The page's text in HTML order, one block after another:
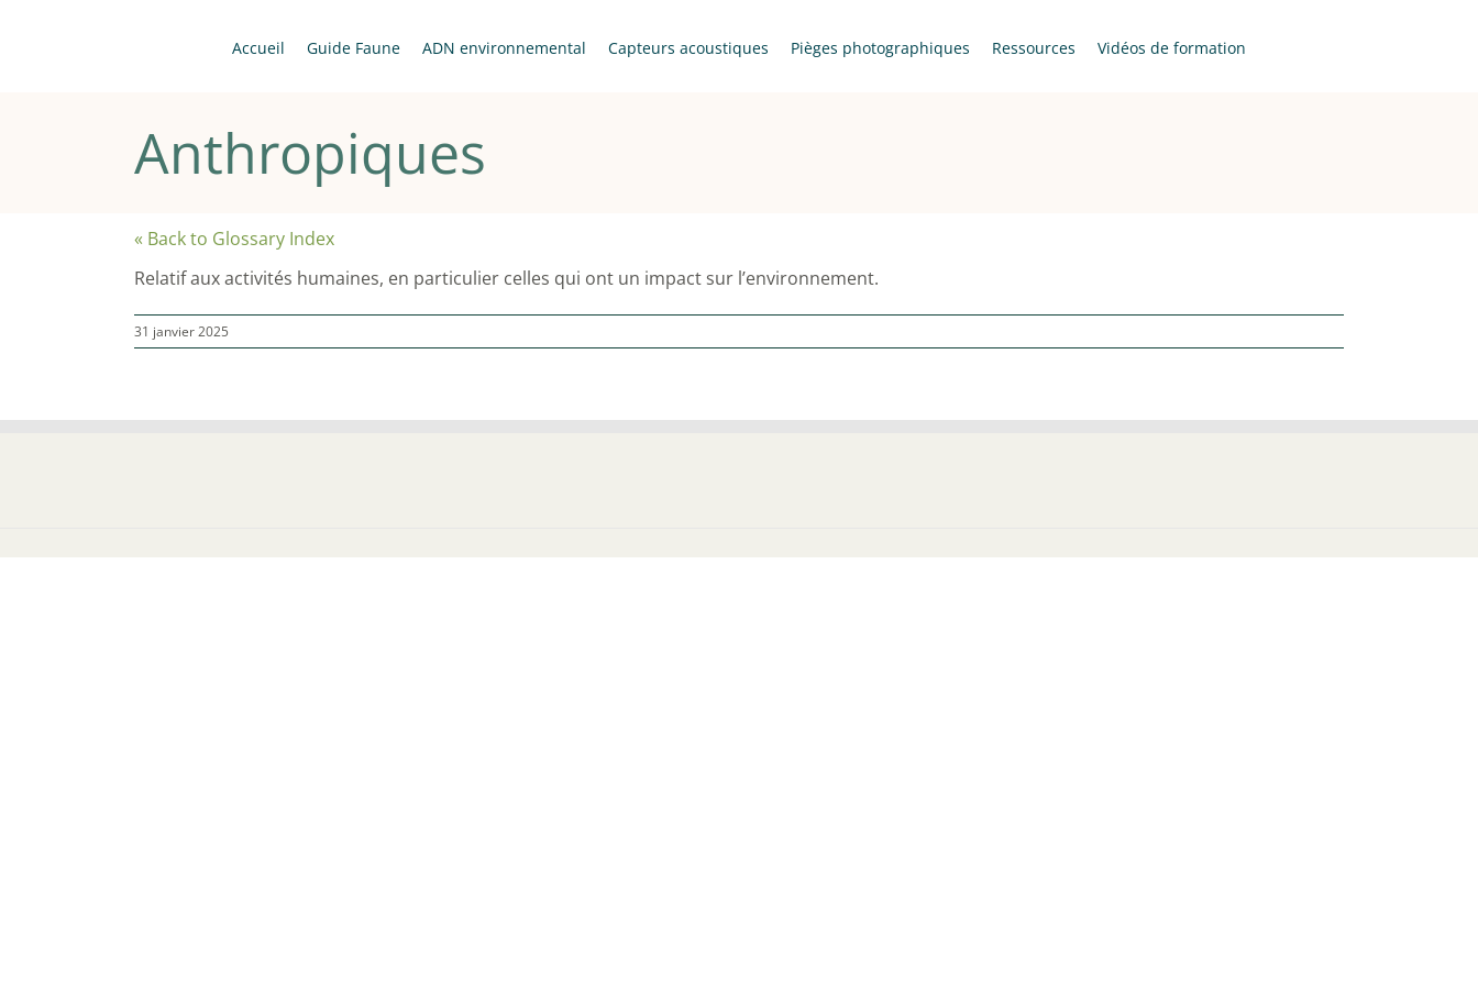
Accueil Guide Faune ADN environnemental Capteurs acoustiques Pièges photographiques Ressources Vidéos de formation
Anthropiques
« Back to Glossary Index
Relatif aux activités humaines, en particulier celles qui ont un impact sur l’environnement.
31 janvier 2025